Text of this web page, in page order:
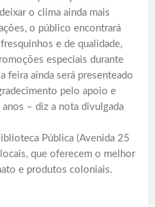
o clima ainda mais
o público encontrará
e de qualidade,
especiais durante
feira ainda será presenteado
pelo apoio e
– diz a nota divulgada
Pública (Avenida 25
que oferecem o melhor
e produtos coloniais.